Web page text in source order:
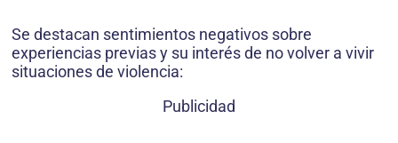
Se destacan sentimientos negativos sobre
experiencias previas y su interés de no volver a vivir
situaciones de violencia:
Publicidad